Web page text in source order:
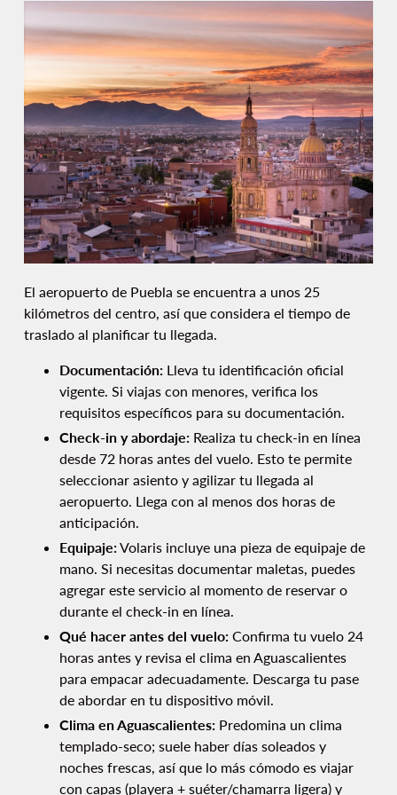
El aeropuerto de Puebla se encuentra a unos 25
kilómetros del centro, así que considera el tiempo de
traslado al planificar tu llegada.
Documentación: Lleva tu identificación oficial
vigente. Si viajas con menores, verifica los
requisitos específicos para su documentación.
Check-in y abordaje: Realiza tu check-in en línea
desde 72 horas antes del vuelo. Esto te permite
seleccionar asiento y agilizar tu llegada al
aeropuerto. Llega con al menos dos horas de
anticipación.
Equipaje:Volaris incluye una pieza de equipaje de
mano. Si necesitas documentar maletas, puedes
agregar este servicio al momento de reservar o
durante el check-in en línea.
Qué hacer antes del vuelo: Confirma tu vuelo 24
horas antes y revisa el clima en Aguascalientes
para empacar adecuadamente. Descarga tu pase
de abordar en tu dispositivo móvil.
Clima en Aguascalientes: Predomina un clima
templado-seco; suele haber días soleados y
noches frescas, así que lo más cómodo es viajar
con capas (playera + suéter/chamarra ligera) y